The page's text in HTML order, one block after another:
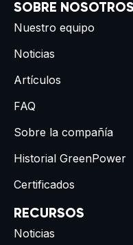
SOBRE NOSOTROS
Nuestro equipo
Noticias
Artículos
FAQ
Sobre la compañía
Historial GreenPower
Certificados
RECURSOS
Noticias